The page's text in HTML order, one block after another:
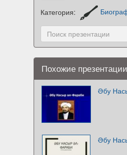
Категория:
Похожие
Әбу
Әбу